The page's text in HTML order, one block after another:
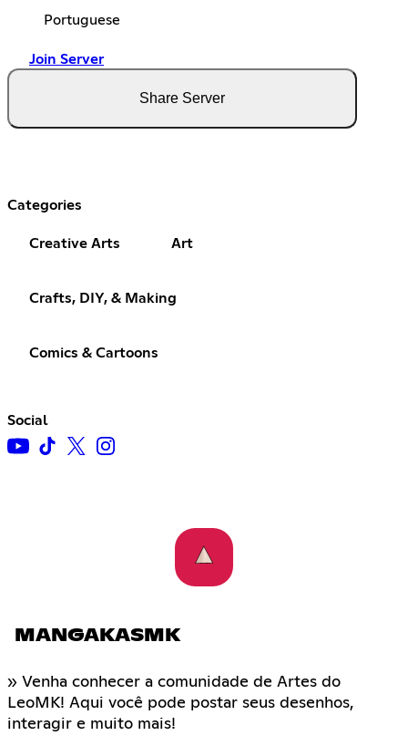
Portuguese
Join Server
Share Server
Categories
Creative Arts Art
Crafts, DIY, & Making
Comics & Cartoons
Social
MANGAKASMK
» Venha conhecer a comunidade de Artes do
LeoMK! Aqui você pode postar seus desenhos,
interagir e muito mais!